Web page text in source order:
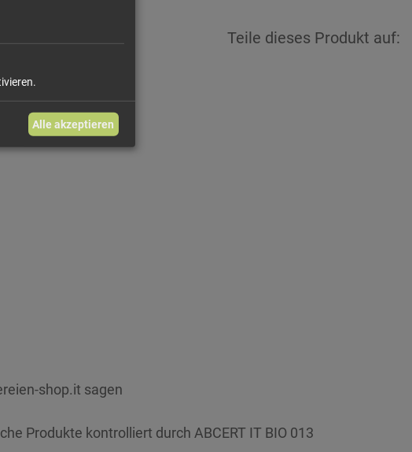
Teile dieses Produkt auf:
shop.it sagen
Produkte kontrolliert durch ABCERT IT BIO 013
Alle akzeptieren